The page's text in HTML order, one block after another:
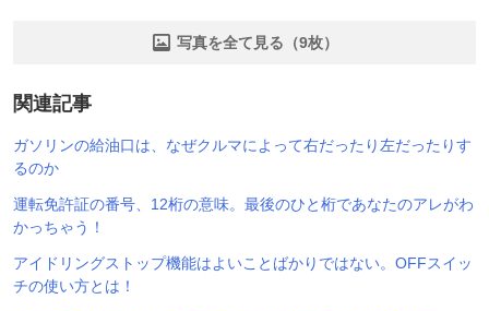
写真を全て見る（9枚）
関連記事
ガソリンの給油口は、なぜクルマによって右だったり左だったりす
るのか
運転免許証の番号、12桁の意味。最後のひと桁であなたのアレがわ
かっちゃう！
アイドリングストップ機能はよいことばかりではない。OFFスイッ
チの使い方とは！